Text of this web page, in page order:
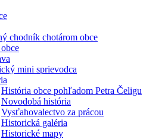
chodník chotárom obce
mini sprievodca
História obce pohľadom Petra Čeligu
Novodobá história
Vysťahovalectvo za prácou
Historická galéria
Historické mapy